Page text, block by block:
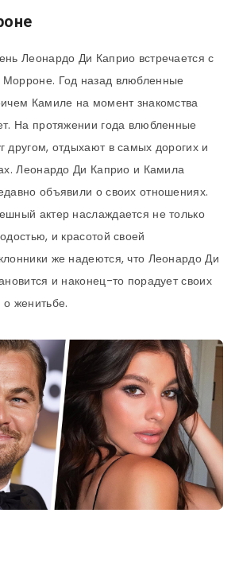
Леонардо Ди Каприо встречается с
Год назад влюбленные
Камиле на момент знакомства
На протяжении года влюбленные
другом, отдыхают в самых дорогих и
Леонардо Ди Каприо и Камила
объявили о своих отношениях.
актер наслаждается не только
и красотой своей
же надеются, что Леонардо Ди
и наконец-то порадует своих
женитьбе.